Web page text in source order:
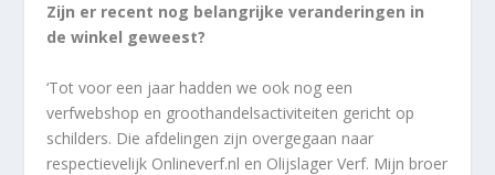
Zijn er recent nog belangrijke veranderingen in
de winkel geweest?
‘Tot voor een jaar hadden we ook nog een
verfwebshop en groothandelsactiviteiten gericht op
schilders. Die afdelingen zijn overgegaan naar
respectievelijk Onlineverf.nl en Olijslager Verf. Mijn broer